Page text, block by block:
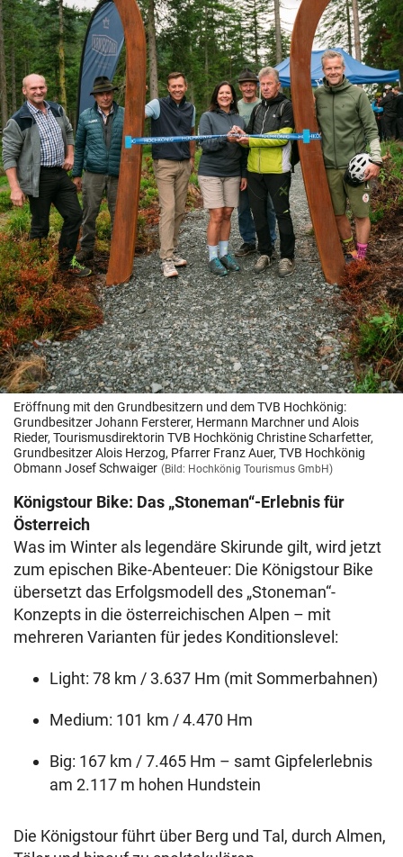
Eröffnung mit den Grundbesitzern und dem TVB Hochkönig:
Grundbesitzer Johann Fersterer, Hermann Marchner und Alois
Rieder, Tourismusdirektorin TVB Hochkönig Christine Scharfetter,
Grundbesitzer Alois Herzog, Pfarrer Franz Auer, TVB Hochkönig
Obmann Josef Schwaiger (Bild: Hochkönig Tourismus GmbH)
Königstour Bike: Das „Stoneman“-Erlebnis für
Österreich
Was im Winter als legendäre Skirunde gilt, wird jetzt
zum epischen Bike-Abenteuer: Die Königstour Bike
übersetzt das Erfolgsmodell des „Stoneman“-
Konzepts in die österreichischen Alpen – mit
mehreren Varianten für jedes Konditionslevel:
Light: 78 km / 3.637 Hm (mit Sommerbahnen)
Medium: 101 km / 4.470 Hm
Big: 167 km / 7.465 Hm – samt Gipfelerlebnis
am 2.117 m hohen Hundstein
Die Königstour führt über Berg und Tal, durch Almen,